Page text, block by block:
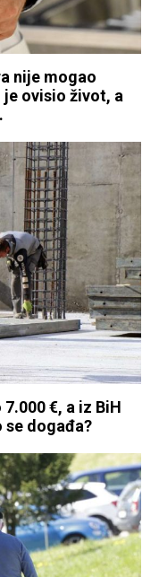
nije mogao
ovisio život, a
€, a iz BiH
se događa?